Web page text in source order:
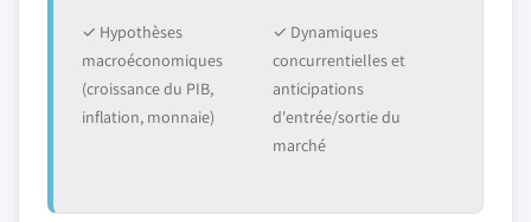
✓ Hypothèses
macroéconomiques
(croissance du PIB,
inflation, monnaie)
✓ Dynamiques
concurrentielles et
anticipations
d'entrée/sortie du
marché